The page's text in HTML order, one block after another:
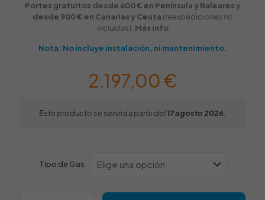
Portes gratuitos desde 600 € en Península y Baleares y
desde 900 € en Canarias y Ceuta (reexpediciones no
incluidas). Más info
Nota: No incluye instalación, ni mantenimiento.
2.197,00€
Este producto se servirá a partir del17 agosto 2026
Tipo de Gas